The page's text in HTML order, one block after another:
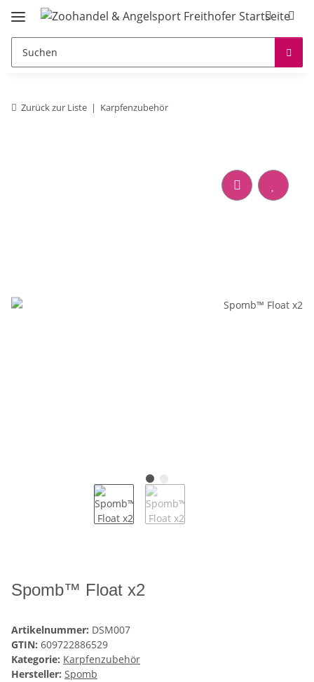
Zurück zur Liste Karpfenzubehör
Spomb™ Float x2
Artikelnummer: DSM007
GTIN: 609722886529
Kategorie: Karpfenzubehör
Hersteller: Spomb